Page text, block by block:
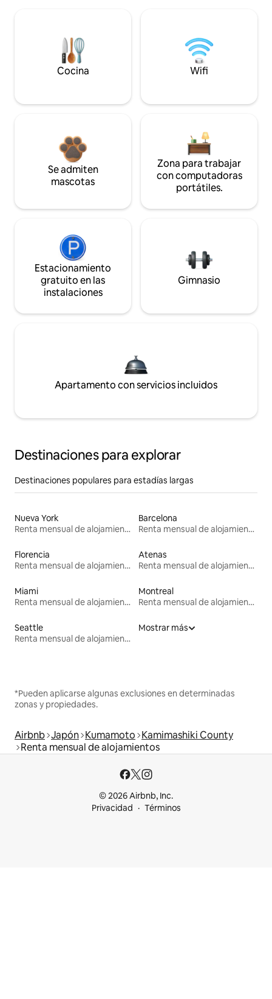
Cocina Wifi
Se admiten
mascotas
Zona para trabajar
con computadoras
portátiles.
Estacionamiento
gratuito en las
instalaciones
Gimnasio
Apartamento con servicios incluidos
Destinaciones para explorar
Destinaciones populares para estadías largas
Nueva York
Renta mensual de alojamientos
Barcelona
Renta mensual de alojamientos
Florencia
Renta mensual de alojamientos
Atenas
Renta mensual de alojamientos
Miami
Renta mensual de alojamientos
Montreal
Renta mensual de alojamientos
Seattle
Renta mensual de alojamientos
Mostrar más
*Pueden aplicarse algunas exclusiones en determinadas
zonas y propiedades.
Airbnb Japón Kumamoto Kamimashiki County
Renta mensual de alojamientos
© 2026 Airbnb, Inc.
Privacidad
Términos